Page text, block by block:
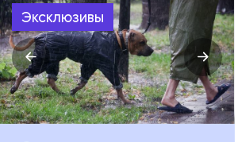
Эксклюзивы